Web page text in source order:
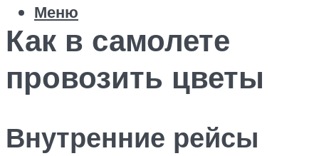
Меню
Как в самолете
провозить цветы
Внутренние рейсы